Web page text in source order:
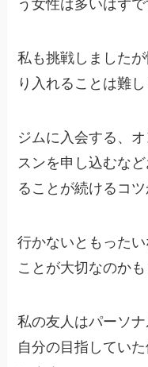
う女性は多いはずで
私も挑戦しました
り入れることは難
ジムに入会する、
スンを申し込むな
ることが続けるコツ
行かないともった
ことが大切なのかも
私の友人はパーソ
自分の目指してい